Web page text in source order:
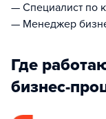
— Специалист по
— Менеджер
Где
бизнес-